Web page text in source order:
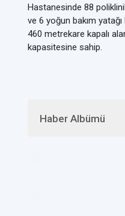
Hastanesinde 88
ve 6 yoğun bakım
460 metrekare kapalı
kapasitesine sahip.
Haber Albümü